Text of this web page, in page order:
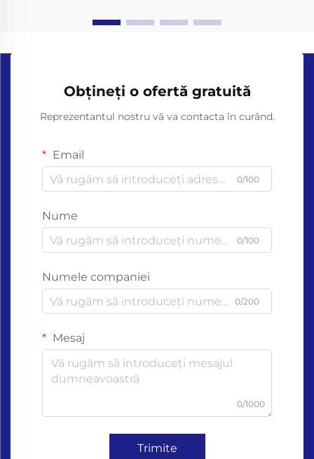
Obțineți o ofertă gratuită
Reprezentantul nostru vă va contacta în curând.
Email
0/100
Nume
0/100
Numele companiei
0/200
Mesaj
0/1000
Trimite